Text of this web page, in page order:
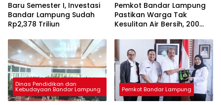
Baru Semester I, Investasi
Bandar Lampung Sudah
Rp2,378 Triliun
Pemkot Bandar Lampung
Pastikan Warga Tak
Kesulitan Air Bersih, 200
Dinas Pendidikan dan
Kebudayaan Bandar Lampung Pemkot Bandar Lampung